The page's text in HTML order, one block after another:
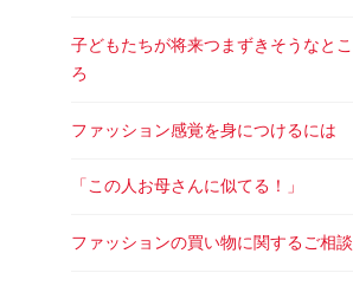
子どもたちが将来つまずきそうなとこ
ろ
ファッション感覚を身につけるには
「この人お母さんに似てる！」
ファッションの買い物に関するご相談